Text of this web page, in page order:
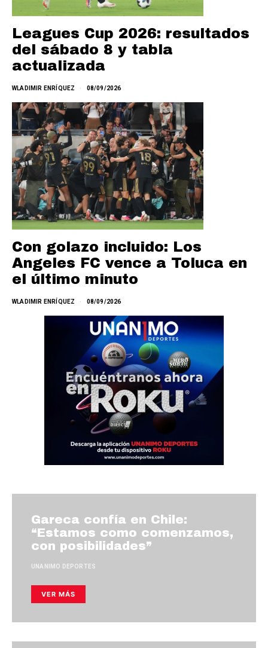
Leagues Cup 2026: resultados
del sábado 8 y tabla
actualizada
WLADIMIR ENRÍQUEZ 08/09/2026
Con golazo incluido: Los
Angeles FC vence a Toluca en
el último minuto
WLADIMIR ENRÍQUEZ 08/09/2026
Gareca confía en Chile:
“Estamos como comenzamos,
con posibilidades”
UNANIMO DEPORTES
VER MÁS